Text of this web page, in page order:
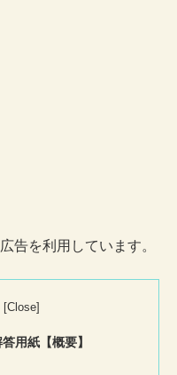
告を利用しています。
用紙【概要】